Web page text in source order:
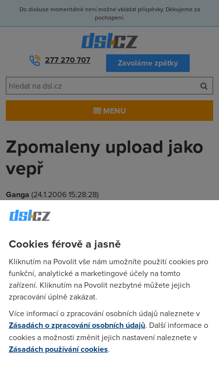
Do diskuse momentálně není možné vkládat příspěvky. Děkujeme za
pochopení.
277 270 707 Zavoláme zpátky
MENU
Zpomaleny upload jako
vepř
Ganga (24.1.2006 15:28:28)
Lidi mam 512 Telecom a kdyz neco nekomu posilam, tak
prvni 3s jede v pohode 22 kb/s a pak se to najednou sekne a
nebo jestli je chyba na telecomu? ohledne firewallu atd
(zkoušel jsem je vypinat ,ale bylo to porad stejne.) dik
tatik(24.1.2006 15:34:11)
telecom ted neco jebe priprava na new tarifi atd asi to pude
chvilku blbnout
Anonym(24.1.2006 15:38:19)
Cookies férově a jasně
Kliknutím na Povolit vše nám umožníte použití cookies pro
funkční, analytické a marketingové účely na tomto
zařízení. Kliknutím na Povolit nezbytné můžete jejich
zpracování úplně zakázat.
Více informací o zpracování osobních údajů naleznete v
Zásadách o zpracování osobních údajů. Další informace o
cookies a možnosti změnit jejich nastavení naleznete v
Zásadách používání cookies.